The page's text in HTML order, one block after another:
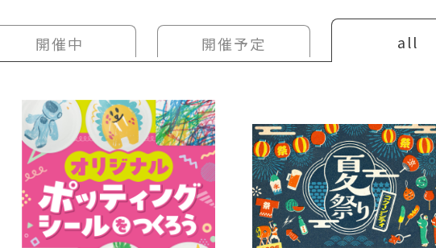
開催中 開催予定 all